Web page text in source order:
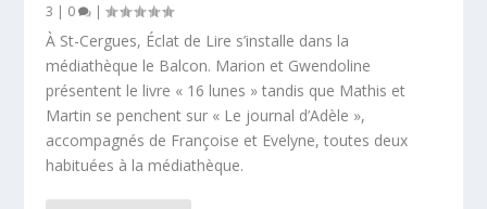
3 | 0 |
À St-Cergues, Éclat de Lire s’installe dans la
médiathèque le Balcon. Marion et Gwendoline
présentent le livre « 16 lunes » tandis que Mathis et
Martin se penchent sur « Le journal d’Adèle »,
accompagnés de Françoise et Evelyne, toutes deux
habituées à la médiathèque.